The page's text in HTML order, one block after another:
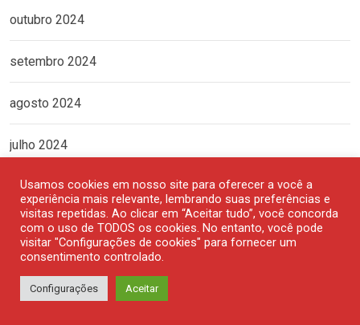
outubro 2024
setembro 2024
agosto 2024
julho 2024
junho 2024
maio 2024
Usamos cookies em nosso site para oferecer a você a
experiência mais relevante, lembrando suas preferências e
visitas repetidas. Ao clicar em “Aceitar tudo”, você concorda
com o uso de TODOS os cookies. No entanto, você pode
visitar "Configurações de cookies" para fornecer um
consentimento controlado.
Configurações Aceitar